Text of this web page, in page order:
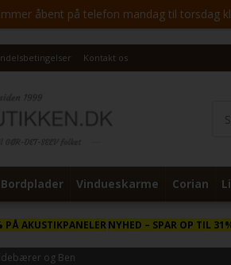
åbent på telefon mandag til torsdag
Kontakt os
Bordplader Vindueskarme Corian
PÅ AKUSTIKPANELERNYHED – SPAR OP TIL
og Ben